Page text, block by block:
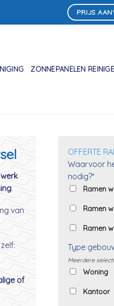
PRIJS
ZONNEPANELEN
.
van
of
OFFERTE
Waarvoor
nodig?*
Ramen
Ramen
Ramen
Type
Meerdere
Woning
Kantoor